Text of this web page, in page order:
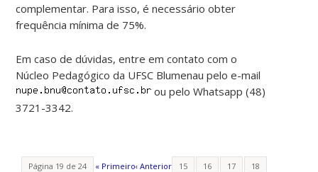
complementar. Para isso, é necessário obter
frequência mínima de 75%.
Em caso de dúvidas, entre em contato com o
Núcleo Pedagógico da UFSC Blumenau pelo e-mail
ou pelo Whatsapp (48)
3721-3342.
Página 19 de 24 « Primeiro‹ Anterior 15 16 17
18